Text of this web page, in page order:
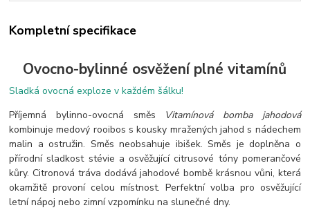
Kompletní specifikace
Ovocno-bylinné osvěžení plné vitamínů
Sladká ovocná exploze v každém šálku!
Příjemná bylinno-ovocná směs Vitamínová bomba jahodová
kombinuje medový rooibos s kousky mražených jahod s nádechem
malin a ostružin. Směs neobsahuje ibišek. Směs je doplněna o
přírodní sladkost stévie a osvěžující citrusové tóny pomerančové
kůry. Citronová tráva dodává jahodové bombě krásnou vůni, která
okamžitě provoní celou místnost. Perfektní volba pro osvěžující
letní nápoj nebo zimní vzpomínku na slunečné dny.